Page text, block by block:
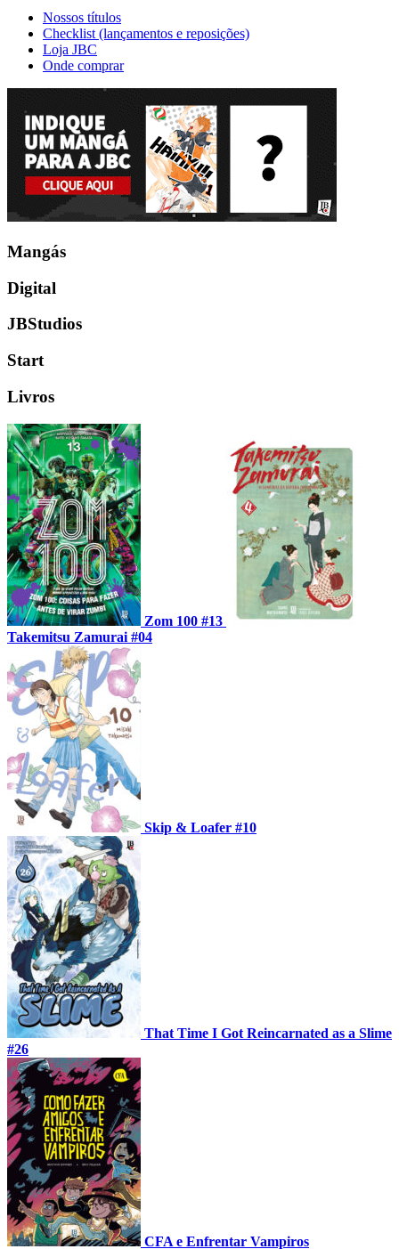
Nossos títulos
Checklist (lançamentos e reposições)
Loja JBC
Onde comprar
Mangás
Digital
JBStudios
Start
Livros
Zom 100 #13
Takemitsu Zamurai #04
Skip & Loafer #10
That Time I Got Reincarnated as a Slime
#26
CFA e Enfrentar Vampiros